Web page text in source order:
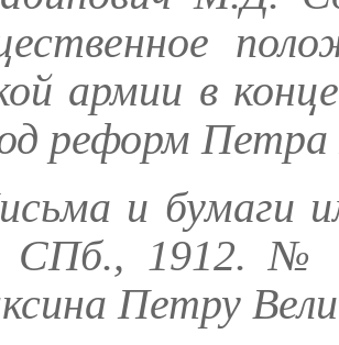
армии в
реформ
и бумаги
СПб., 1912. №
Петру